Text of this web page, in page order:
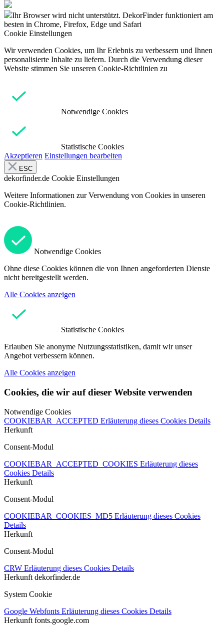
Ihr Browser wird nicht unterstützt. DekorFinder funktioniert am
besten in Chrome, Firefox, Edge und Safari
Cookie Einstellungen
Wir verwenden Cookies, um Ihr Erlebnis zu verbessern und Ihnen
personalisierte Inhalte zu liefern. Durch die Verwendung dieser
Website stimmen Sie unseren Cookie-Richtlinien zu
Notwendige Cookies
Statistische Cookies
Akzeptieren Einstellungen bearbeiten
ESC
dekorfinder.de Cookie Einstellungen
Weitere Informationen zur Verwendung von Cookies in unseren
Cookie-Richtlinien.
Notwendige Cookies
Ohne diese Cookies können die von Ihnen angeforderten Dienste
nicht bereitgestellt werden.
Alle Cookies anzeigen
Statistische Cookies
Erlauben Sie anonyme Nutzungsstatistiken, damit wir unser
Angebot verbessern können.
Alle Cookies anzeigen
Cookies, die wir auf dieser Website verwenden
Notwendige Cookies
COOKIEBAR_ACCEPTED Erläuterung dieses Cookies Details
Herkunft
Consent-Modul
COOKIEBAR_ACCEPTED_COOKIES Erläuterung dieses
Cookies Details
Herkunft
Consent-Modul
COOKIEBAR_COOKIES_MD5 Erläuterung dieses Cookies
Details
Herkunft
Consent-Modul
CRW Erläuterung dieses Cookies Details
Herkunft dekorfinder.de
System Cookie
Google Webfonts Erläuterung dieses Cookies Details
Herkunft fonts.google.com